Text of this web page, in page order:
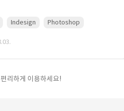
Indesign Photoshop
리하게 이용하세요!